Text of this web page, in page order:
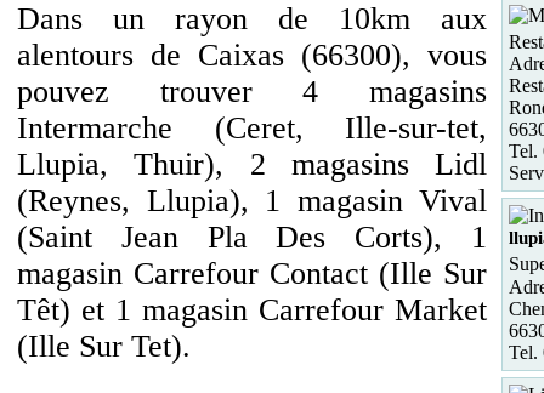
Dans un rayon de 10km aux
alentours de Caixas (66300), vous
pouvez trouver 4 magasins
Intermarche (Ceret, Ille-sur-tet,
Llupia, Thuir), 2 magasins Lidl
(Reynes, Llupia), 1 magasin Vival
(Saint Jean Pla Des Corts), 1
magasin Carrefour Contact (Ille Sur
Têt) et 1 magasin Carrefour Market
(Ille Sur Tet).
Tel.
Tel.